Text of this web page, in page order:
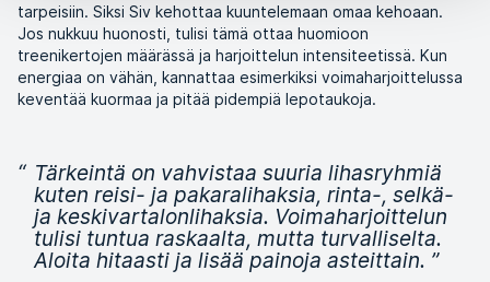
tarpeisiin. Siksi Siv kehottaa kuuntelemaan omaa kehoaan.
Jos nukkuu huonosti, tulisi tämä ottaa huomioon
treenikertojen määrässä ja harjoittelun intensiteetissä. Kun
energiaa on vähän, kannattaa esimerkiksi voimaharjoittelussa
keventää kuormaa ja pitää pidempiä lepotaukoja.
“ Tärkeintä on vahvistaa suuria lihasryhmiä
kuten reisi- ja pakaralihaksia, rinta-, selkä-
ja keskivartalonlihaksia. Voimaharjoittelun
tulisi tuntua raskaalta, mutta turvalliselta.
Aloita hitaasti ja lisää painoja asteittain. ”